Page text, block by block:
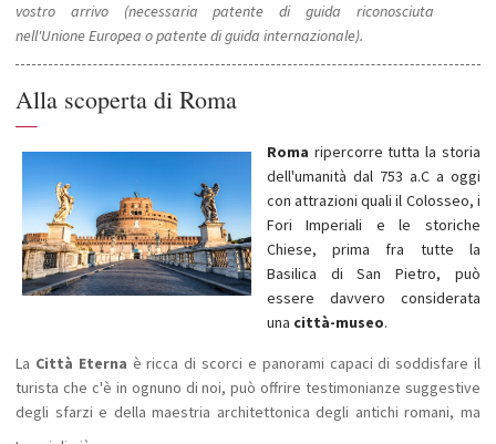
vostro arrivo (necessaria patente di guida riconosciuta
nell'Unione Europea o patente di guida internazionale).
Alla scoperta di Roma
—
Roma ripercorre tutta la storia
dell'umanità dal 753 a.C a oggi
con attrazioni quali il Colosseo, i
Fori Imperiali e le storiche
Chiese, prima fra tutte la
Basilica di San Pietro, può
essere davvero considerata
una città-museo.
La Città Eterna è ricca di scorci e panorami capaci di soddisfare il
turista che c'è in ognuno di noi, può offrire testimonianze suggestive
degli sfarzi e della maestria architettonica degli antichi romani, ma
anche capolavori dei più grandi artisti della storia come la